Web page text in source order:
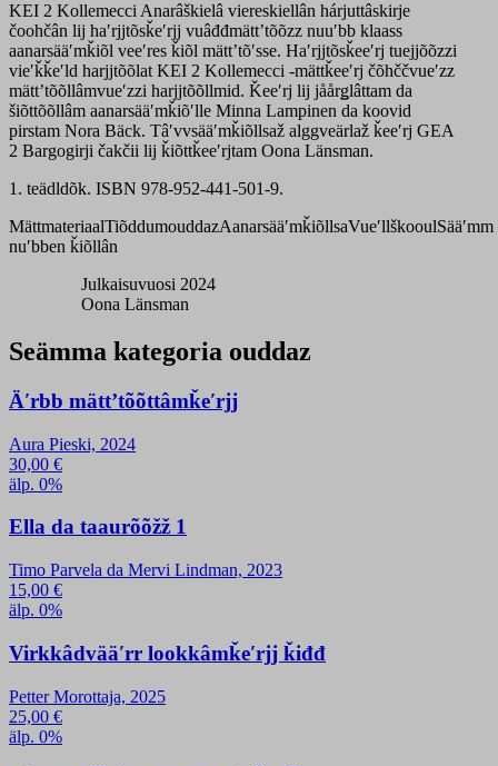
KEI 2 Kollemecci Anarâškielâ viereskiellân hárjuttâskirje
čoohčân lij haʹrjjtõsǩeʹrjj vuâđđmättʼtõõzz nuuʹbb klaass
aanarsääʹmǩiõl veeʹres ǩiõl mättʼtõʹsse. Haʹrjjtõsǩeeʹrj tuejjõõzzi
vieʹǩǩeʹld harjjtõõlat KEI 2 Kollemecci -mättǩeeʹrj čõhččvueʹzz
mättʼtõõllâmvueʹzzi harjjtõõllmid. Ǩeeʹrj lij jåårǥlâttam da
šiõttõõllâm aanarsääʹmǩiõʹlle Minna Lampinen da koovid
pirstam Nora Bäck. Tâʹvvsääʹmǩiõllsaž alggveärlaž ǩeeʹrj GEA
2 Bargogirji čakčii lij ǩiõttǩeeʹrjtam Oona Länsman.
1. teädldõk. ISBN 978-952-441-501-9.
MättmateriaalTiõddumouddazAanarsääʹmǩiõllsaVueʹllškooulSääʹmm
nuʹbben ǩiõllân
Julkaisuvuosi 2024
Oona Länsman
Seämma kategoria ouddaz
Äʹrbb mättʼtõõttâmǩeʹrjj
Aura Pieski, 2024
30,00 €
älp. 0%
Ella da taaurõõžž 1
Timo Parvela da Mervi Lindman, 2023
15,00 €
älp. 0%
Virkkâdvääʹrr lookkâmǩeʹrjj ǩiđđ
Petter Morottaja, 2025
25,00 €
älp. 0%